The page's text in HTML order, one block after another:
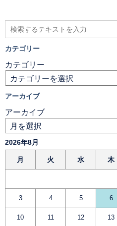
カテゴリー
カテゴリー
アーカイブ
アーカイブ
2026年8月
月 火 水 木
3 4 5 6
10 11 12 13